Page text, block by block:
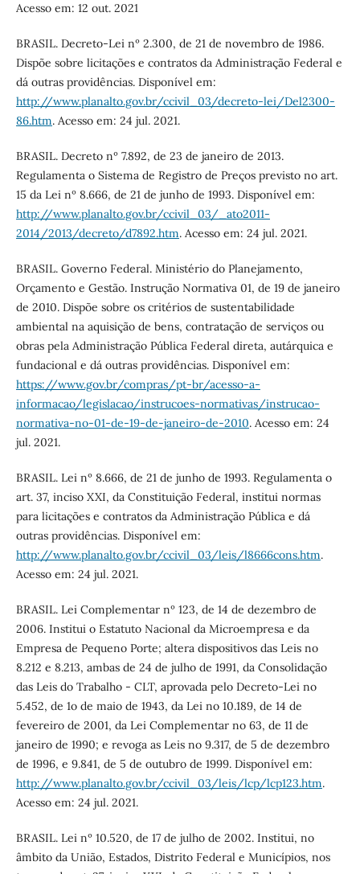
Acesso em: 12 out. 2021
BRASIL. Decreto-Lei nº 2.300, de 21 de novembro de 1986.
Dispõe sobre licitações e contratos da Administração Federal e
dá outras providências. Disponível em:
http://www.planalto.gov.br/ccivil_03/decreto-lei/Del2300-
86.htm. Acesso em: 24 jul. 2021.
BRASIL. Decreto nº 7.892, de 23 de janeiro de 2013.
Regulamenta o Sistema de Registro de Preços previsto no art.
15 da Lei nº 8.666, de 21 de junho de 1993. Disponível em:
http://www.planalto.gov.br/ccivil_03/_ato2011-
2014/2013/decreto/d7892.htm. Acesso em: 24 jul. 2021.
BRASIL. Governo Federal. Ministério do Planejamento,
Orçamento e Gestão. Instrução Normativa 01, de 19 de janeiro
de 2010. Dispõe sobre os critérios de sustentabilidade
ambiental na aquisição de bens, contratação de serviços ou
obras pela Administração Pública Federal direta, autárquica e
fundacional e dá outras providências. Disponível em:
https://www.gov.br/compras/pt-br/acesso-a-
informacao/legislacao/instrucoes-normativas/instrucao-
normativa-no-01-de-19-de-janeiro-de-2010. Acesso em: 24
jul. 2021.
BRASIL. Lei nº 8.666, de 21 de junho de 1993. Regulamenta o
art. 37, inciso XXI, da Constituição Federal, institui normas
para licitações e contratos da Administração Pública e dá
outras providências. Disponível em:
http://www.planalto.gov.br/ccivil_03/leis/l8666cons.htm.
Acesso em: 24 jul. 2021.
BRASIL. Lei Complementar nº 123, de 14 de dezembro de
2006. Institui o Estatuto Nacional da Microempresa e da
Empresa de Pequeno Porte; altera dispositivos das Leis no
8.212 e 8.213, ambas de 24 de julho de 1991, da Consolidação
das Leis do Trabalho - CLT, aprovada pelo Decreto-Lei no
5.452, de 1o de maio de 1943, da Lei no 10.189, de 14 de
fevereiro de 2001, da Lei Complementar no 63, de 11 de
janeiro de 1990; e revoga as Leis no 9.317, de 5 de dezembro
de 1996, e 9.841, de 5 de outubro de 1999. Disponível em:
http://www.planalto.gov.br/ccivil_03/leis/lcp/lcp123.htm.
Acesso em: 24 jul. 2021.
BRASIL. Lei nº 10.520, de 17 de julho de 2002. Institui, no
âmbito da União, Estados, Distrito Federal e Municípios, nos